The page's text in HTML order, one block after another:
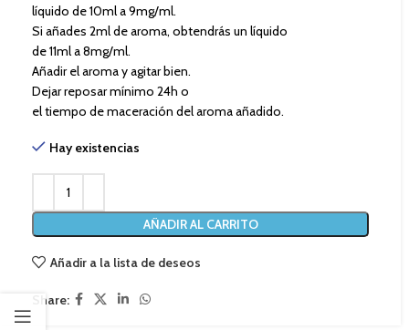
líquido de 10ml a 9mg/ml.
Si añades 2ml de aroma, obtendrás un líquido
de 11ml a 8mg/ml.
Añadir el aroma y agitar bien.
Dejar reposar mínimo 24h o
el tiempo de maceración del aroma añadido.
Hay existencias
AÑADIR AL CARRITO
Añadir a la lista de deseos
Share: